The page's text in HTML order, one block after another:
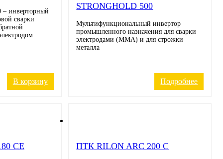
инверторный
сварки
В корзину
STRONGHOLD 500
Мультифункциональный инвертор
промышленного назначения для сварки
электродами (MMA) и для строжки
металла
Подробнее
CE ПТК RILON ARC 200 C